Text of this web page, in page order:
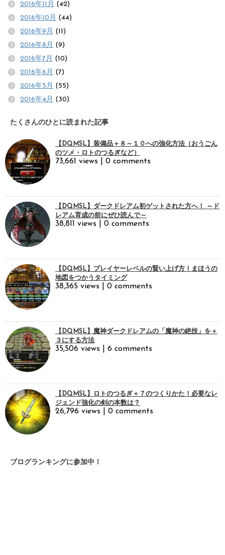
2016年11月 (42)
2016年10月 (44)
2016年9月 (11)
2016年8月 (9)
2016年7月 (10)
2016年6月 (7)
2016年5月 (55)
2016年4月 (30)
たくさんのひとに読まれた記事
【DQMSL】装備品＋８～１０への強化方法（おうごん
のツメ・ロトのつるぎなど）
73,661 views 0 comments
【DQMSL】ダークドレアム初ゲットされた方へ！ ～ド
レアム育成の前にぜひ読んで～
38,811 views 0 comments
【DQMSL】プレイヤーレベルの賢い上げ方！まほうの
地図をつかうタイミング
38,365 views 0 comments
【DQMSL】魔神ダークドレアムの「魔神の絶技」を＋
３にする方法
35,506 views 6 comments
【DQMSL】ロトのつるぎ＋７のつくりかた！必要なレ
ジェンド強化の剣の本数は？
26,796 views 0 comments
ブログランキングに参加中！